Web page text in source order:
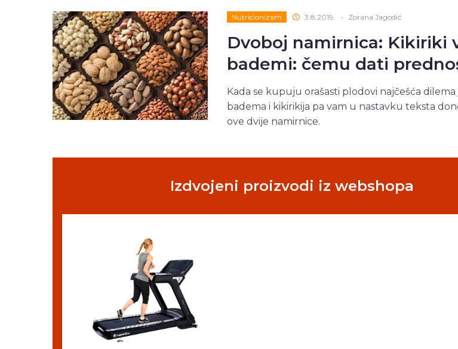
Nutricionizam 3.8.2019. • Zorana Jagodić
Dvoboj namirnica: Kikiriki
bademi: čemu dati
Kada se kupuju orašasti plodovi najčešća
badema i kikirikija pa vam u nastavku teksta
ove dvije namirnice.
Izdvojeni proizvodi iz webshopa